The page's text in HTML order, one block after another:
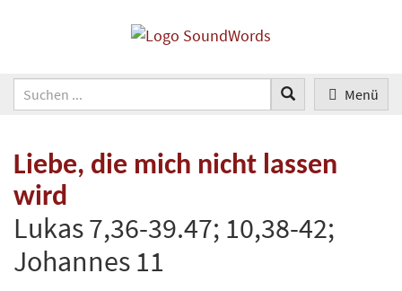
Menü
Liebe, die mich nicht lassen
wird
Lukas 7,36-39.47; 10,38-42;
Johannes 11